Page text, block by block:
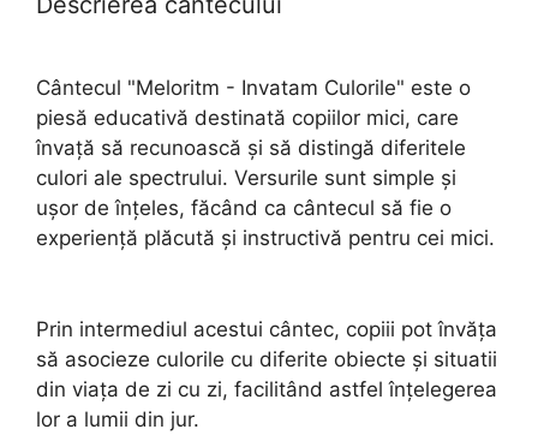
Cântecul "Meloritm - Invatam Culorile" este o
piesă educativă destinată copiilor mici, care
învață să recunoască și să distingă diferitele
culori ale spectrului. Versurile sunt simple și
ușor de înțeles, făcând ca cântecul să fie o
experiență plăcută și instructivă pentru cei mici.
Prin intermediul acestui cântec, copiii pot învăța
să asocieze culorile cu diferite obiecte și situatii
din viața de zi cu zi, facilitând astfel înțelegerea
lor a lumii din jur.